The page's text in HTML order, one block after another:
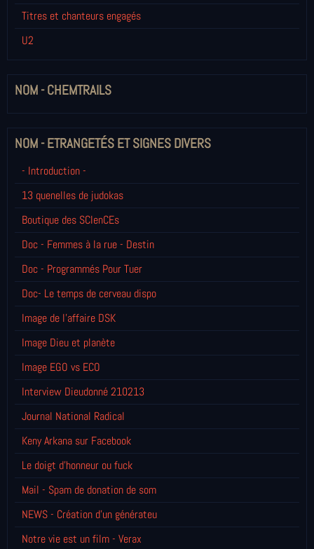
Titres et chanteurs engagés
U2
NOM - CHEMTRAILS
NOM - ETRANGETÉS ET SIGNES DIVERS
- Introduction -
13 quenelles de judokas
Boutique des SCIenCEs
Doc - Femmes à la rue - Destin
Doc - Programmés Pour Tuer
Doc- Le temps de cerveau dispo
Image de l'affaire DSK
Image Dieu et planète
Image EGO vs ECO
Interview Dieudonné 210213
Journal National Radical
Keny Arkana sur Facebook
Le doigt d'honneur ou fuck
Mail - Spam de donation de som
NEWS - Création d'un générateu
Notre vie est un film - Verax